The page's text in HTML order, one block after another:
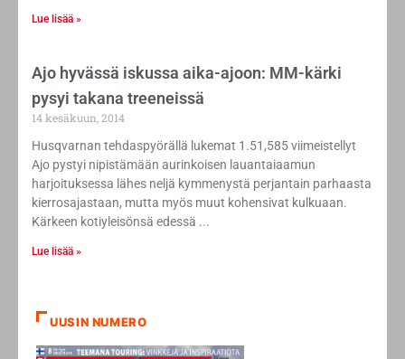
Lue lisää »
Ajo hyvässä iskussa aika-ajoon: MM-kärki
pysyi takana treeneissä
14 kesäkuun, 2014
Husqvarnan tehdaspyörällä lukemat 1.51,585 viimeistellyt
Ajo pystyi nipistämään aurinkoisen lauantaiaamun
harjoituksessa lähes neljä kymmenystä perjantain parhaasta
kierrosajastaan, mutta myös muut kohensivat kulkuaan.
Kärkeen kotiyleisönsä edessä
Lue lisää »
UUSIN NUMERO